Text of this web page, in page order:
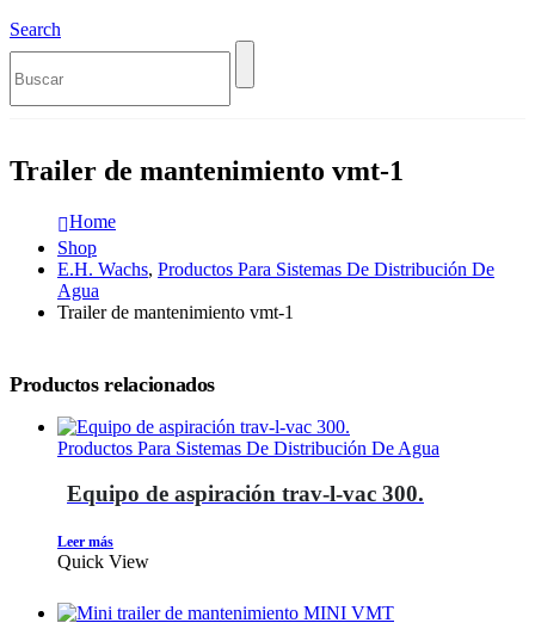
Search
Trailer de mantenimiento vmt-1
Home
Shop
E.H. Wachs, Productos Para Sistemas De Distribución De
Agua
Trailer de mantenimiento vmt-1
Productos relacionados
Productos Para Sistemas De Distribución De Agua
Equipo de aspiración trav-l-vac 300.
Leer más
Quick View